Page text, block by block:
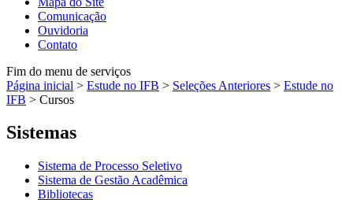
Comunicação
Ouvidoria
Contato
Fim do menu de serviços
Página inicial > Estude no IFB > Seleções Anteriores > Estude no
IFB > Cursos
Sistemas
Sistema de Processo Seletivo
Sistema de Gestão Acadêmica
Bibliotecas